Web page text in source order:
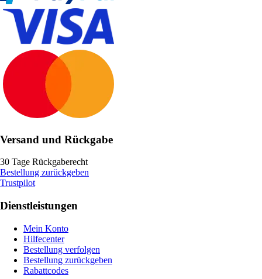
Versand und Rückgabe
30 Tage Rückgaberecht
Bestellung zurückgeben
Trustpilot
Dienstleistungen
Mein Konto
Hilfecenter
Bestellung verfolgen
Bestellung zurückgeben
Rabattcodes